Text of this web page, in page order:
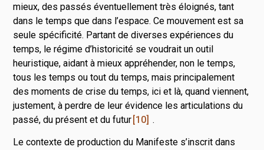
mieux, des passés éventuellement très éloignés, tant
dans le temps que dans l’espace. Ce mouvement est sa
seule spécificité. Partant de diverses expériences du
temps, le régime d’historicité se voudrait un outil
heuristique, aidant à mieux appréhender, non le temps,
tous les temps ou tout du temps, mais principalement
des moments de crise du temps, ici et là, quand viennent,
justement, à perdre de leur évidence les articulations du
passé, du présent et du futur 10 .
Le contexte de production du Manifeste s’inscrit dans